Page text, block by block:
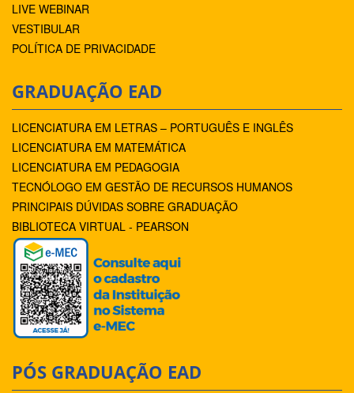
LIVE WEBINAR
VESTIBULAR
POLÍTICA DE PRIVACIDADE
GRADUAÇÃO EAD
LICENCIATURA EM LETRAS – PORTUGUÊS E INGLÊS
LICENCIATURA EM MATEMÁTICA
LICENCIATURA EM PEDAGOGIA
TECNÓLOGO EM GESTÃO DE RECURSOS HUMANOS
PRINCIPAIS DÚVIDAS SOBRE GRADUAÇÃO
BIBLIOTECA VIRTUAL - PEARSON
PÓS GRADUAÇÃO EAD